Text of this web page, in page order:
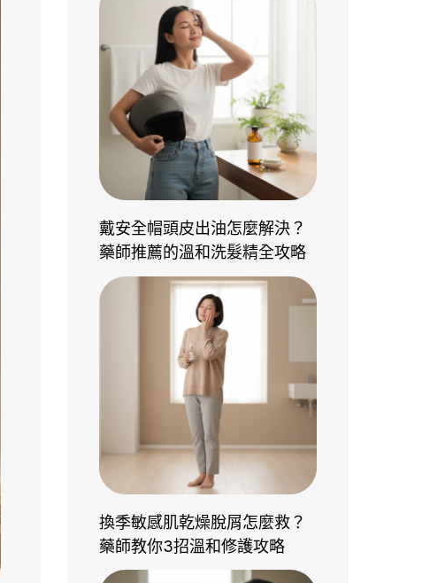
戴安全帽頭皮出油怎麼解決？
藥師推薦的溫和洗髮精全攻略
換季敏感肌乾燥脫屑怎麼救？
藥師教你3招溫和修護攻略